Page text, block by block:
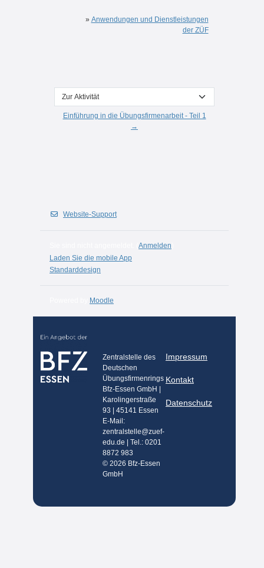
» Anwendungen und Dienstleistungen
der ZÜF
Zur Aktivität
Einführung in die Übungsfirmenarbeit - Teil 1
→
Website-Support
Anmelden
Laden Sie die mobile App
Standarddesign
Moodle
Zentralstelle des
Deutschen
Übungsfirmenrings
Bfz-Essen GmbH |
Karolingerstraße
93 | 45141 Essen
E-Mail:
zentralstelle@zuef-
edu.de | Tel.: 0201
8872 983
© 2026 Bfz-Essen
GmbH
Impressum
Kontakt
Datenschutz